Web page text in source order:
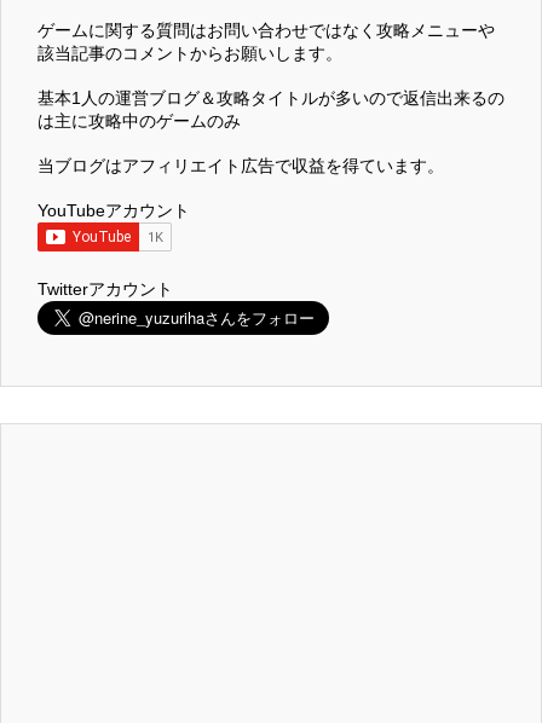
ゲームに関する質問はお問い合わせではなく攻略メニューや
該当記事のコメントからお願いします。
基本1人の運営ブログ＆攻略タイトルが多いので返信出来るの
は主に攻略中のゲームのみ
当ブログはアフィリエイト広告で収益を得ています。
YouTubeアカウント
Twitterアカウント